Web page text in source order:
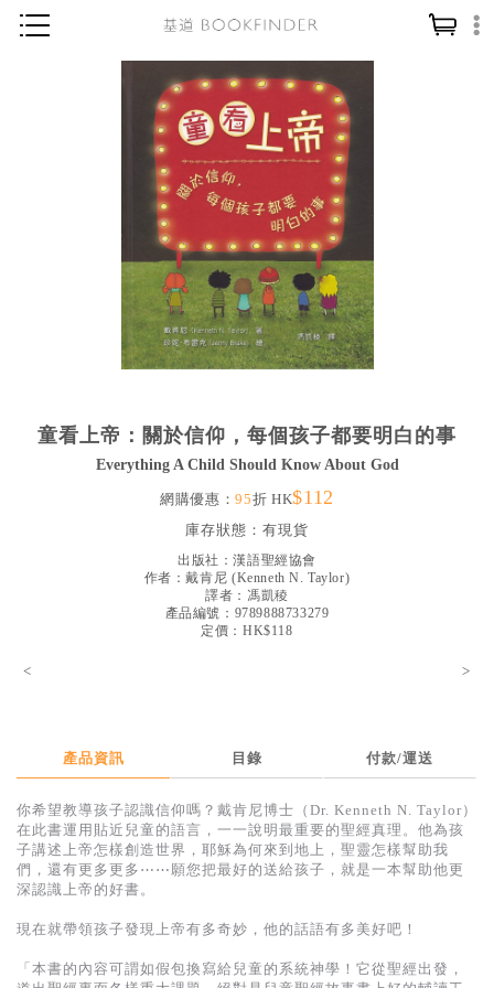
神學／教義
讀經／研經
信仰入門
教會歷史
靈修／禱告
信徒生活
教會事工
社會／倫理
哲學／宗教比較
得獎作品推介
中文二手書
英文二手書
童看上帝：關於信仰，每個孩子都要明白的事
Everything A Child Should Know About God
網購優惠：95折 HK$112
庫存狀態： 有現貨
出版社：漢語聖經協會
作者：戴肯尼 (Kenneth N. Taylor)
譯者： 馮凱稜
產品編號：9789888733279
定價：HK$118
< >
產品資訊 目錄 付款/運送
你希望教導孩子認識信仰嗎？戴肯尼博士（Dr. Kenneth N. Taylor）
在此書運用貼近兒童的語言，一一說明最重要的聖經真理。他為孩
子講述上帝怎樣創造世界，耶穌為何來到地上，聖靈怎樣幫助我
們，還有更多更多⋯⋯願您把最好的送給孩子，就是一本幫助他更
深認識上帝的好書。
現在就帶領孩子發現上帝有多奇妙，他的話語有多美好吧！
「本書的內容可謂如假包換寫給兒童的系統神學！它從聖經出發，